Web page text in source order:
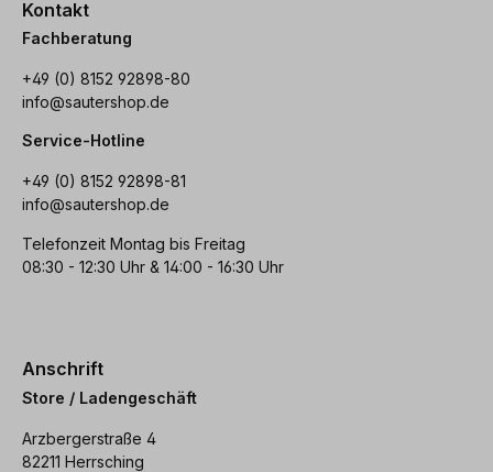
Kontakt
Fachberatung
+49 (0) 8152 92898-80
info@sautershop.de
Service-Hotline
+49 (0) 8152 92898-81
info@sautershop.de
Telefonzeit Montag bis Freitag
08:30 - 12:30 Uhr & 14:00 - 16:30 Uhr
Anschrift
Store / Ladengeschäft
Arzbergerstraße 4
82211 Herrsching